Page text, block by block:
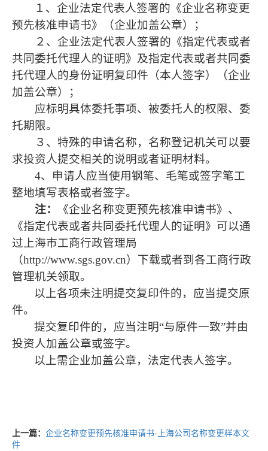
１、企业法定代表人签署的《企业名称变更
预先核准申请书》（企业加盖公章）；
２、企业法定代表人签署的《指定代表或者
共同委托代理人的证明》及指定代表或者共同委
托代理人的身份证明复印件（本人签字）（企业
加盖公章）；
应标明具体委托事项、被委托人的权限、委
托期限。
３、特殊的申请名称，名称登记机关可以要
求投资人提交相关的说明或者证明材料。
4、申请人应当使用钢笔、毛笔或签字笔工
整地填写表格或者签字。
注：
《企业名称变更预先核准申请书》、
《指定代表或者共同委托代理人的证明》可以通
过上海市工商行政管理局
（http://www.sgs.gov.cn）下载或者到各工商行政
管理机关领取。
以上各项未注明提交复印件的，应当提交原
件。
提交复印件的，应当注明“与原件一致”并由
投资人加盖公章或签字。
以上需企业加盖公章，法定代表人签字。
上一篇： 企业名称变更预先核准申请书-上海公司名称变更样本文
件